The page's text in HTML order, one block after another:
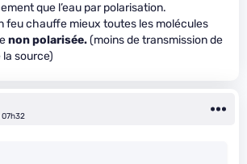
que l’eau par polarisation.
feu chauffe mieux toutes les molécules
non polarisée.(moins de transmission de
la source)